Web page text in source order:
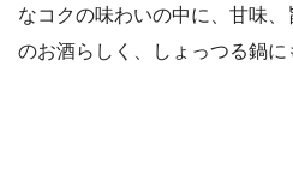
なコクの味わいの中に、甘味
のお酒らしく、しょっつる鍋に